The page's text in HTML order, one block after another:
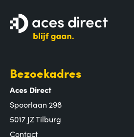
Bezoekadres
Aces Direct
Spoorlaan 298
5017 JZ Tilburg
Contact